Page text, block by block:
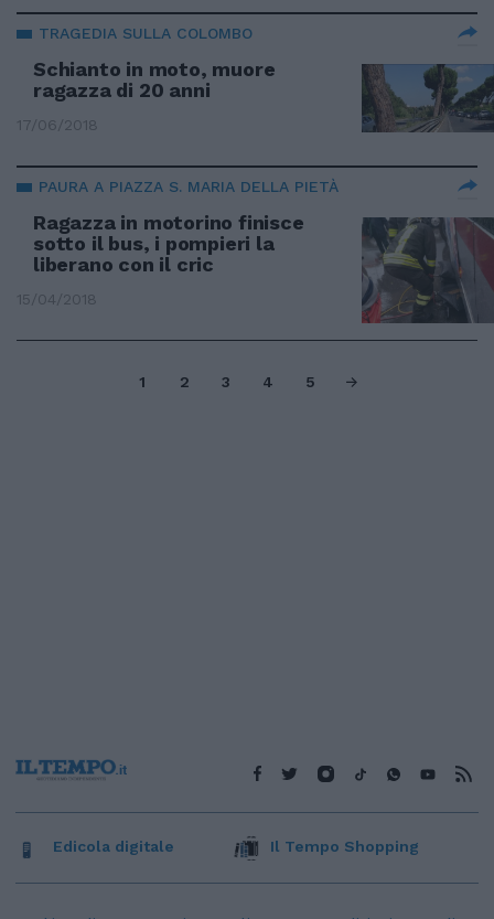
TRAGEDIA SULLA COLOMBO
Schianto in moto, muore
ragazza di 20 anni
17/06/2018
PAURA A PIAZZA S. MARIA DELLA PIETÀ
Ragazza in motorino finisce
sotto il bus, i pompieri la
liberano con il cric
15/04/2018
1 2 3 4 5
Edicola digitale Il Tempo Shopping